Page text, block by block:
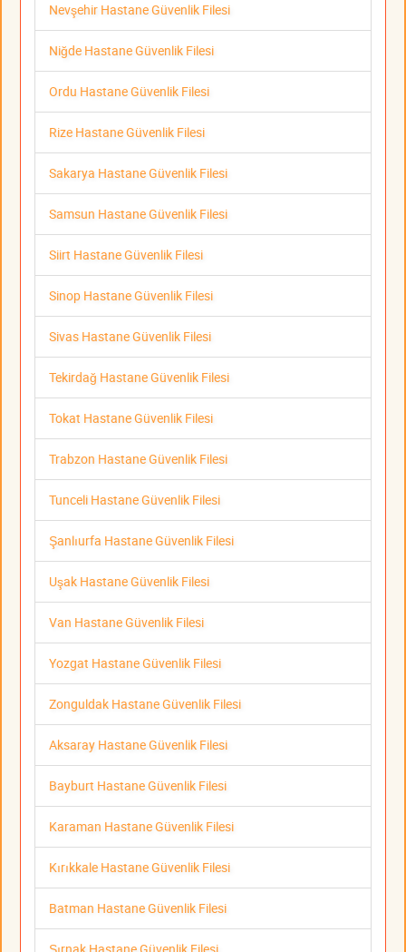
Nevşehir Hastane Güvenlik Filesi
Niğde Hastane Güvenlik Filesi
Ordu Hastane Güvenlik Filesi
Rize Hastane Güvenlik Filesi
Sakarya Hastane Güvenlik Filesi
Samsun Hastane Güvenlik Filesi
Siirt Hastane Güvenlik Filesi
Sinop Hastane Güvenlik Filesi
Sivas Hastane Güvenlik Filesi
Tekirdağ Hastane Güvenlik Filesi
Tokat Hastane Güvenlik Filesi
Trabzon Hastane Güvenlik Filesi
Tunceli Hastane Güvenlik Filesi
Şanlıurfa Hastane Güvenlik Filesi
Uşak Hastane Güvenlik Filesi
Van Hastane Güvenlik Filesi
Yozgat Hastane Güvenlik Filesi
Zonguldak Hastane Güvenlik Filesi
Aksaray Hastane Güvenlik Filesi
Bayburt Hastane Güvenlik Filesi
Karaman Hastane Güvenlik Filesi
Kırıkkale Hastane Güvenlik Filesi
Batman Hastane Güvenlik Filesi